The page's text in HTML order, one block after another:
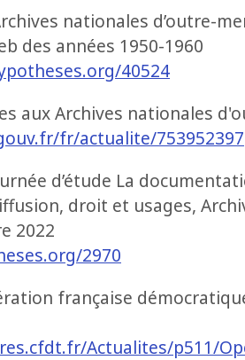
nationales d’outre-
des années 1950-1960
40524
aux Archives nationales
fr/actualite/753952397
d’étude La
droit et usages,
2022
2970
française
Actualites/p511/